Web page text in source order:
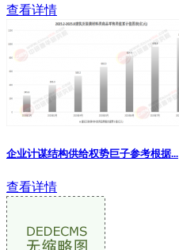
查看详情
企业计谋结构供给权势巨子参考根据...
查看详情